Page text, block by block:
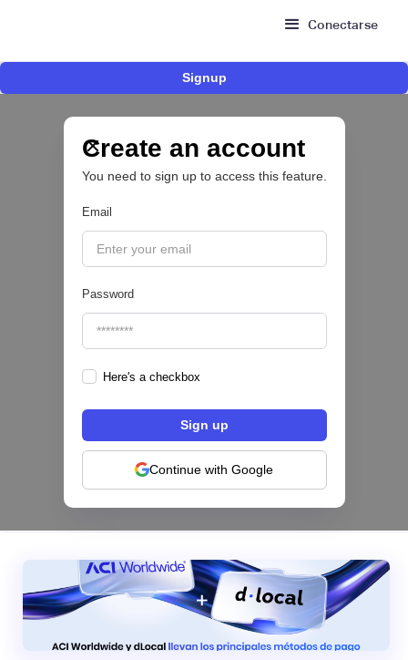
Conectarse
Signup
Create an account
You need to sign up to access this feature.
Email
Password
Here's a checkbox
Continue with Google
fraude, identidad e IA que marcarán el futuro
del sector financiero
Sofía Neira Gómez
Los bancos se están dividiendo en dos
categorías frente a la IA | Mambu
August6